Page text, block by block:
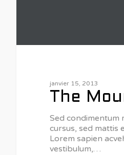
janvier 15, 2013
The
Sed condimentum
cursus, sed mattis
Lorem sapien
vestibulum,…